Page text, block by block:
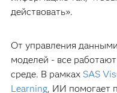
действовать».
От управления
моделей - все
среде. В рамках SAS
Learning, ИИ помогает